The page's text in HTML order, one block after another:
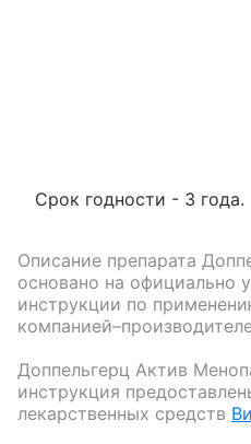
Срок годности - 3 года.
Описание препарата
основано на официально
инструкции по
Доппельгерц Актив
инструкция
лекарственных средств